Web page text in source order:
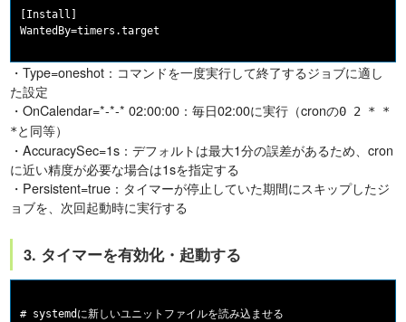
[Install]
・Type=oneshot：コマンドを一度実行して終了するジョブに適し
た設定
・OnCalendar=*-*-* 02:00:00：毎日02:00に実行（cronの0 2 * *
*と同等）
・AccuracySec=1s：デフォルトは最大1分の誤差があるため、cron
に近い精度が必要な場合は1sを指定する
・Persistent=true：タイマーが停止していた期間にスキップしたジ
ョブを、次回起動時に実行する
3. タイマーを有効化・起動する
# systemdに新しいユニットファイルを読み込ませる